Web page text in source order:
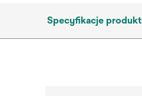
Specyfikacje